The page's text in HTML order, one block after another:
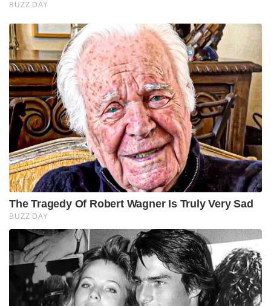
BUZZ DAY
The Tragedy Of Robert Wagner Is Truly Very Sad
BUZZ DAY